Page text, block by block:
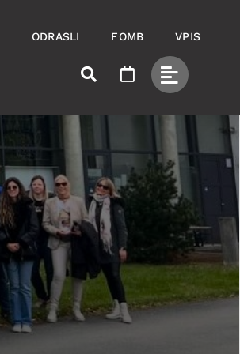
ODRASLI FOMB VPIS